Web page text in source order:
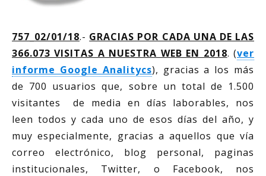
757_02/01/18.- GRACIAS POR CADA UNA DE LAS
366.073 VISITAS A NUESTRA WEB EN 2018. (ver
informe Google Analitycs), gracias a los más
de 700 usuarios que, sobre un total de 1.500
visitantes de media en días laborables, nos
leen todos y cada uno de esos días del año, y
muy especialmente, gracias a aquellos que vía
correo electrónico, blog personal, paginas
institucionales, Twitter, o Facebook, nos